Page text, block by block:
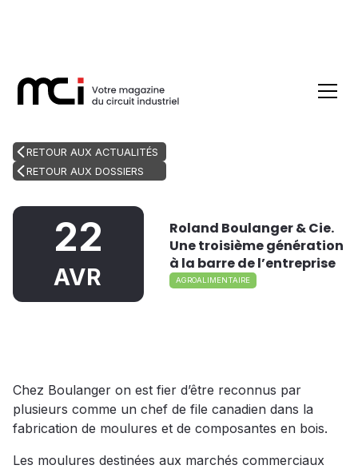
RETOUR AUX ACTUALITÉS
RETOUR AUX DOSSIERS
22
AVR
Roland Boulanger & Cie.
Une troisième génération
à la barre de l’entreprise
AGROALIMENTAIRE
Chez Boulanger on est fier d’être reconnus par
plusieurs comme un chef de file canadien dans la
fabrication de moulures et de composantes en bois.
Les moulures destinées aux marchés commerciaux